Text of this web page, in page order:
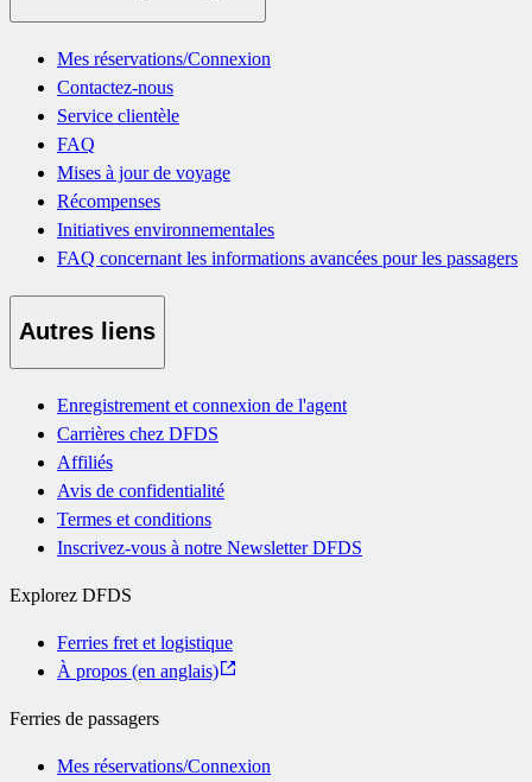
Mes réservations/Connexion
Contactez-nous
Service clientèle
FAQ
Mises à jour de voyage
Récompenses
Initiatives environnementales
FAQ concernant les informations avancées pour les passagers
Autres liens
Enregistrement et connexion de l'agent
Carrières chez DFDS
Affiliés
Avis de confidentialité
Termes et conditions
Inscrivez-vous à notre Newsletter DFDS
Explorez DFDS
Ferries fret et logistique
À propos (en anglais)
Ferries de passagers
Mes réservations/Connexion